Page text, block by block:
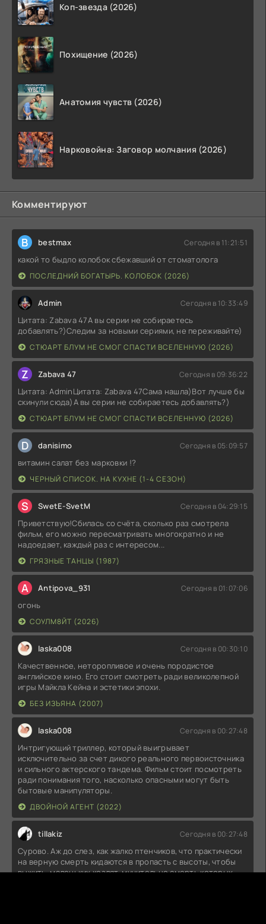
Коп-звезда (2026)
Похищение (2026)
Анатомия чувств (2026)
Нарковойна: Заговор молчания (2026)
Комментируют
B bestmax Сегодня в 11:21:51
какой то быдло колобок сбежавший от стоматолога
ПОСЛЕДНИЙ БОГАТЫРЬ. КОЛОБОК (2026)
Admin Сегодня в 10:33:49
Цитата: Zabava 47А вы серии не собираетесь
добавлять?)Следим за новыми сериями, не переживайте)
СТЮАРТ БЛУМ НЕ СМОГ СПАСТИ ВСЕЛЕННУЮ (2026)
Z Zabava 47 Сегодня в 09:36:22
Цитата: AdminЦитата: Zabava 47Сама нашла)Вот лучше бы
скинули сюда)А вы серии не собираетесь добавлять?)
СТЮАРТ БЛУМ НЕ СМОГ СПАСТИ ВСЕЛЕННУЮ (2026)
D danisimo Сегодня в 05:09:57
витамин салат без марковки !?
ЧЕРНЫЙ СПИСОК. НА КУХНЕ (1-4 СЕЗОН)
S SwetE-SvetM Сегодня в 04:29:15
Приветствую!Сбилась со счёта, сколько раз смотрела
фильм, его можно пересматривать многократно и не
надоедает, каждый раз с интересом...
ГРЯЗНЫЕ ТАНЦЫ (1987)
A Antipova_931 Сегодня в 01:07:06
огонь
СОУЛМ8ЙТ (2026)
laska008 Сегодня в 00:30:10
Качественное, неторопливое и очень породистое
английское кино. Его стоит смотреть ради великолепной
игры Майкла Кейна и эстетики эпохи.
БЕЗ ИЗЪЯНА (2007)
laska008 Сегодня в 00:27:48
Интригующий триллер, который выигрывает
исключительно за счет дикого реального первоисточника
и сильного актерского тандема. Фильм стоит посмотреть
ради понимания того, насколько опасными могут быть
бытовые манипуляторы.
ДВОЙНОЙ АГЕНТ (2022)
tillakiz Сегодня в 00:27:48
Сурово. Аж до слез, как жалко птенчиков, что практически
на верную смерть кидаются в пропасть с высоты, чтобы
выжить, маленьких козлят, мучительно смерть которых